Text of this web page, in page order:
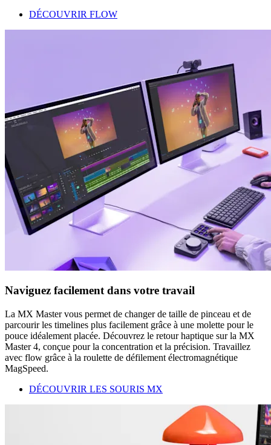
DÉCOUVRIR FLOW
Naviguez facilement dans votre travail
La MX Master vous permet de changer de taille de pinceau et de
parcourir les timelines plus facilement grâce à une molette pour le
pouce idéalement placée. Découvrez le retour haptique sur la MX
Master 4, conçue pour la concentration et la précision. Travaillez
avec flow grâce à la roulette de défilement électromagnétique
MagSpeed.
DÉCOUVRIR LES SOURIS MX